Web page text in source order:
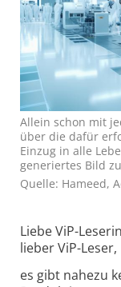
Allein schon mit
über die dafür
Einzug in alle
generiertes Bild
Quelle: Hameed,
Liebe ViP-
lieber ViP-Leser,
es gibt nahezu